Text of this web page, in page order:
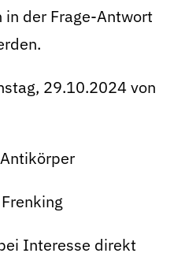
in der Frage-Antwort
29.10.2024 von
Interesse direkt